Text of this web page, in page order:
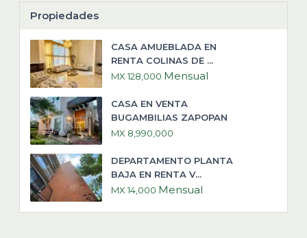
Propiedades
CASA AMUEBLADA EN
RENTA COLINAS DE ...
MX 128,000 Mensual
CASA EN VENTA
BUGAMBILIAS ZAPOPAN
MX 8,990,000
DEPARTAMENTO PLANTA
BAJA EN RENTA V...
MX 14,000 Mensual